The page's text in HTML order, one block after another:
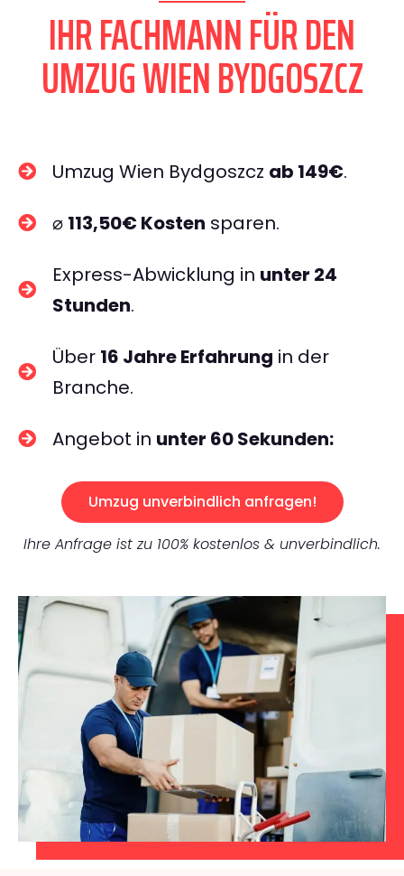
IHR FACHMANN FÜR DEN
UMZUG WIEN BYDGOSZCZ
Umzug Wien Bydgoszcz ab 149€.
⌀ 113,50€ Kosten sparen.
Express-Abwicklung in unter 24
Stunden.
Über 16 Jahre Erfahrung in der
Branche.
Angebot in unter 60 Sekunden:
Umzug unverbindlich anfragen!
Ihre Anfrage ist zu 100% kostenlos & unverbindlich.